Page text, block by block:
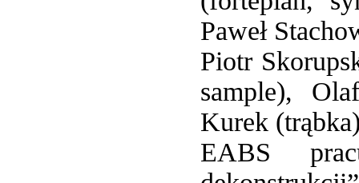
Paweł
Piotr
sample),
Kurek
EABS